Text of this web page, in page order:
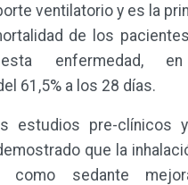
ventilatorio y es la
de los
enfermedad,
61,5% a los 28 días.
pre-clínicos
que la
como sedante